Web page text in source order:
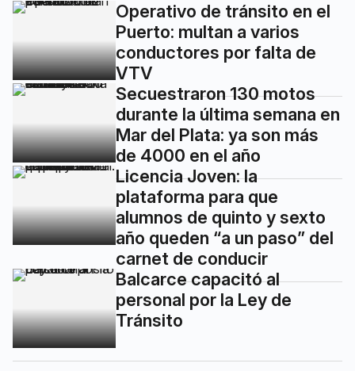
Operativo de tránsito en el
Puerto: multan a varios
conductores por falta de
VTV
Secuestraron 130 motos
durante la última semana en
Mar del Plata: ya son más
de 4000 en el año
Licencia Joven: la
plataforma para que
alumnos de quinto y sexto
año queden “a un paso” del
carnet de conducir
Balcarce capacitó al
personal por la Ley de
Tránsito